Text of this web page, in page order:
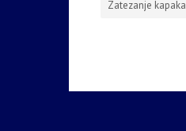
Zatezanje kapaka